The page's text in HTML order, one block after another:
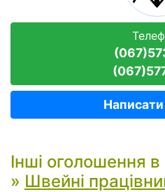
Інші оголошення в
» Швейні